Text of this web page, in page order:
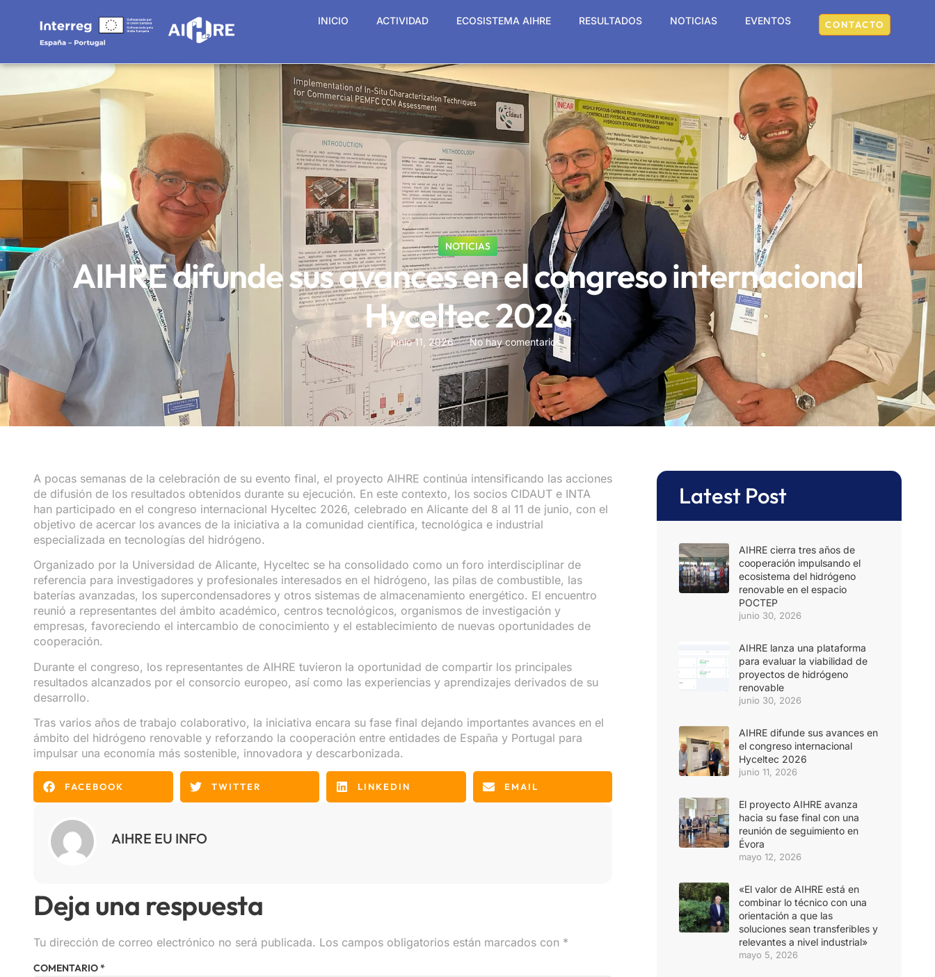
INICIO ACTIVIDAD ECOSISTEMA AIHRE RESULTADOS NOTICIAS EVENTOS CONTACTO
NOTICIAS
AIHRE difunde sus avances en el congreso internacional
Hyceltec 2026
junio 11, 2026 No hay comentarios
A pocas semanas de la celebración de su evento final, el proyecto AIHRE continúa intensificando las acciones
de difusión de los resultados obtenidos durante su ejecución. En este contexto, los socios CIDAUT e INTA
han participado en el congreso internacional Hyceltec 2026, celebrado en Alicante del 8 al 11 de junio, con el
objetivo de acercar los avances de la iniciativa a la comunidad científica, tecnológica e industrial
especializada en tecnologías del hidrógeno.
Organizado por la Universidad de Alicante, Hyceltec se ha consolidado como un foro interdisciplinar de
referencia para investigadores y profesionales interesados en el hidrógeno, las pilas de combustible, las
baterías avanzadas, los supercondensadores y otros sistemas de almacenamiento energético. El encuentro
reunió a representantes del ámbito académico, centros tecnológicos, organismos de investigación y
empresas, favoreciendo el intercambio de conocimiento y el establecimiento de nuevas oportunidades de
cooperación.
Durante el congreso, los representantes de AIHRE tuvieron la oportunidad de compartir los principales
resultados alcanzados por el consorcio europeo, así como las experiencias y aprendizajes derivados de su
desarrollo.
Tras varios años de trabajo colaborativo, la iniciativa encara su fase final dejando importantes avances en el
ámbito del hidrógeno renovable y reforzando la cooperación entre entidades de España y Portugal para
impulsar una economía más sostenible, innovadora y descarbonizada.
FACEBOOK TWITTER LINKEDIN EMAIL
AIHRE EU INFO
Deja una respuesta
Tu dirección de correo electrónico no será publicada. Los campos obligatorios están marcados con *
COMENTARIO*
Latest Post
AIHRE cierra tres años de
cooperación impulsando el
ecosistema del hidrógeno
renovable en el espacio
POCTEP
junio 30, 2026
AIHRE lanza una plataforma
para evaluar la viabilidad de
proyectos de hidrógeno
renovable
junio 30, 2026
AIHRE difunde sus avances en
el congreso internacional
Hyceltec 2026
junio 11, 2026
El proyecto AIHRE avanza
hacia su fase final con una
reunión de seguimiento en
Évora
mayo 12, 2026
«El valor de AIHRE está en
combinar lo técnico con una
orientación a que las
soluciones sean transferibles y
relevantes a nivel industrial»
mayo 5, 2026